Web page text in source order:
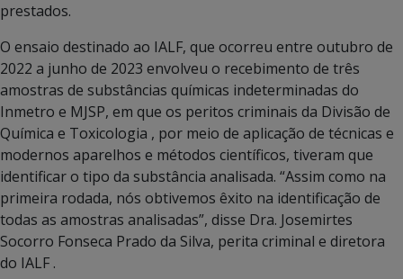
prestados.
O ensaio destinado ao IALF, que ocorreu entre outubro de
2022 a junho de 2023 envolveu o recebimento de três
amostras de substâncias químicas indeterminadas do
Inmetro e MJSP, em que os peritos criminais da Divisão de
Química e Toxicologia , por meio de aplicação de técnicas e
modernos aparelhos e métodos científicos, tiveram que
identificar o tipo da substância analisada. “Assim como na
primeira rodada, nós obtivemos êxito na identificação de
todas as amostras analisadas”, disse Dra. Josemirtes
Socorro Fonseca Prado da Silva, perita criminal e diretora
do IALF .